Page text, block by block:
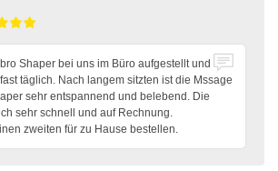
Shaper bei uns im Büro aufgestellt und
täglich. Nach langem sitzten ist die Mssage
sehr entspannend und belebend. Die
sehr schnell und auf Rechnung.
zweiten für zu Hause bestellen.